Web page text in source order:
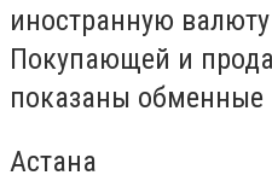
иностранную
Покупающей и
показаны обменные
Астана